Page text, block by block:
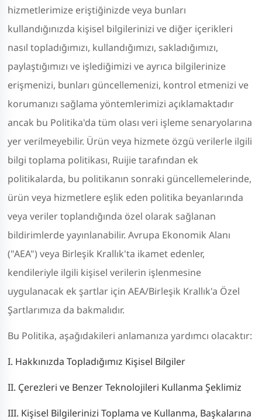
hizmetlerimize eriştiğinizde veya bunları
kullandığınızda kişisel bilgilerinizi ve diğer içerikleri
nasıl topladığımızı, kullandığımızı, sakladığımızı,
paylaştığımızı ve işlediğimizi ve ayrıca bilgilerinize
erişmenizi, bunları güncellemenizi, kontrol etmenizi ve
korumanızı sağlama yöntemlerimizi açıklamaktadır
ancak bu Politika'da tüm olası veri işleme senaryolarına
yer verilmeyebilir. Ürün veya hizmete özgü verilerle ilgili
bilgi toplama politikası, Ruijie tarafından ek
politikalarda, bu politikanın sonraki güncellemelerinde,
ürün veya hizmetlere eşlik eden politika beyanlarında
veya veriler toplandığında özel olarak sağlanan
bildirimlerde yayınlanabilir. Avrupa Ekonomik Alanı
("AEA") veya Birleşik Krallık'ta ikamet edenler,
kendileriyle ilgili kişisel verilerin işlenmesine
uygulanacak ek şartlar için AEA/Birleşik Krallık'a Özel
Şartlarımıza da bakmalıdır.
Bu Politika, aşağıdakileri anlamanıza yardımcı olacaktır:
I. Hakkınızda Topladığımız Kişisel Bilgiler
II. Çerezleri ve Benzer Teknolojileri Kullanma Şeklimiz
III. Kişisel Bilgilerinizi Toplama ve Kullanma, Başkalarına